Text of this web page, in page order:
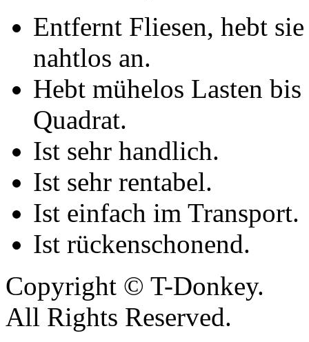
Entfernt Fliesen, hebt
nahtlos an.
Hebt mühelos Lasten
Quadrat.
Ist sehr handlich.
Ist sehr rentabel.
Ist einfach im Transport.
Ist rückenschonend.
Copyright © T-Donkey.
All Rights Reserved.